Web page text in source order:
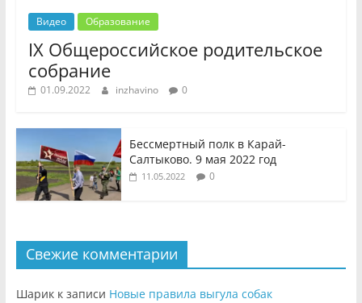
Видео Образование
IX Общероссийское родительское
собрание
01.09.2022 inzhavino 0
Бессмертный полк в Карай-
Салтыково. 9 мая 2022 год
11.05.2022 0
Свежие комментарии
Шарикк записи Новые правила выгула собак